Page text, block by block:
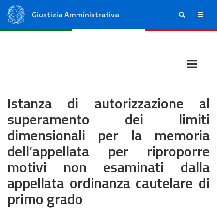
Giustizia Amministrativa ricerca menu
Istanza di autorizzazione al
superamento dei limiti
dimensionali per la memoria
dell’appellata per riproporre
motivi non esaminati dalla
appellata ordinanza cautelare di
primo grado